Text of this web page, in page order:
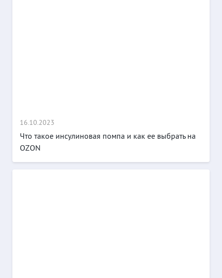
16.10.2023
Что такое инсулиновая помпа и как ее выбрать на
OZON